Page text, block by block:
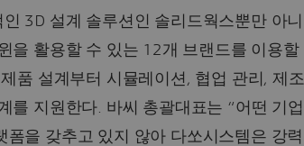
3D 설계 솔루션인 솔리드웍스뿐만 아니
을 활용할 수 있는 12개 브랜드를 이용할
품 설계부터 시뮬레이션, 협업 관리, 제조
를 지원한다. 바씨 총괄대표는 “어떤 기업
을 갖추고 있지 않아 다쏘시스템은 강력